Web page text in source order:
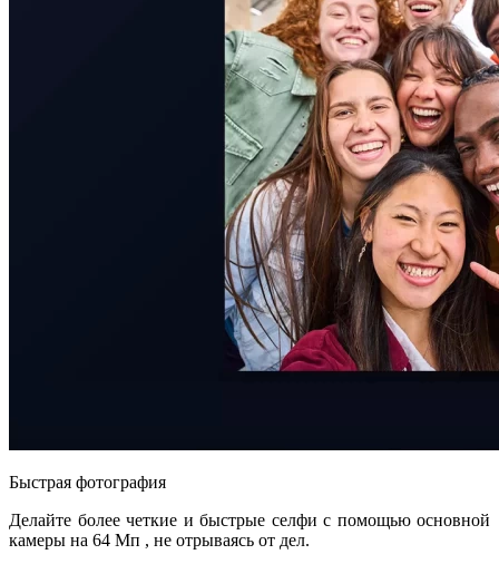
Быстрая фотография
Делайте более четкие и быстрые селфи с помощью основной
камеры на 64 Мп , не отрываясь от дел.